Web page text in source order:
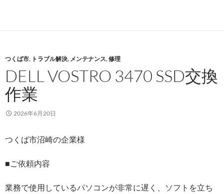
つくば市, トラブル解決, メンテナンス,修理
DELL VOSTRO 3470 SSD交換
作業
2026年6月20日
つくば市沼崎の企業様
■ご依頼内容
業務で使用しているパソコンが非常に遅く、ソフトを立ち